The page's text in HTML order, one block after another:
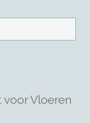
Vloeren